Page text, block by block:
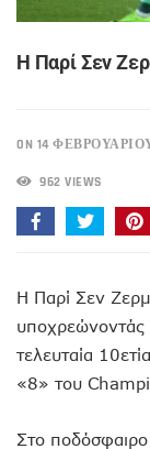
Η Παρί Σεν
ON 14
962 VIEWS
Η Παρί Σεν
υποχρεώνοντάς
τελευταία
«8» του
Στο